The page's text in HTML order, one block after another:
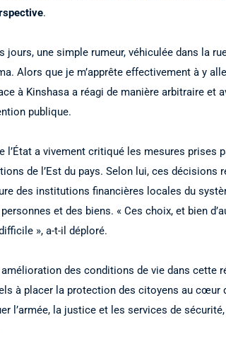
.
jours, une simple rumeur, véhiculée dans la
Alors que je m’apprête effectivement à y
à Kinshasa a réagi de manière arbitraire et
publique.
l’État a vivement critiqué les mesures prises
de l’Est du pays. Selon lui, ces décisions
des institutions financières locales du
et des biens. « Ces choix, et bien
», a-t-il déploré.
des conditions de vie dans cette
à placer la protection des citoyens au cœur
l’armée, la justice et les services de